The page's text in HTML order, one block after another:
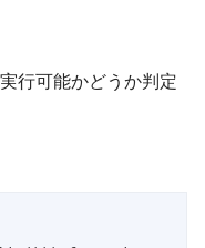
行可能かどうか判定